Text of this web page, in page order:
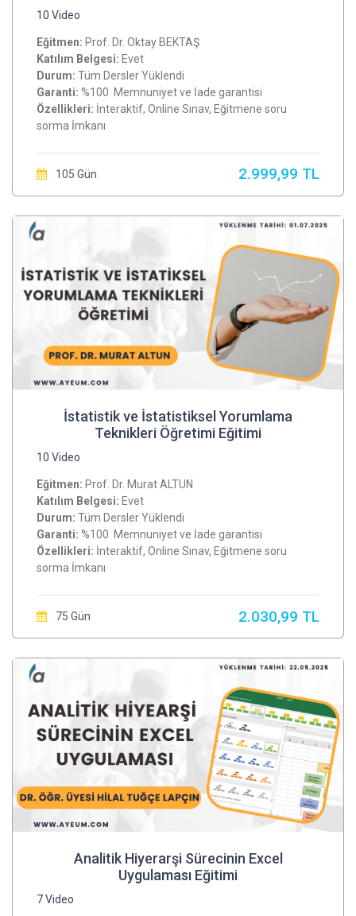
10 Video
Eğitmen: Prof. Dr. Oktay BEKTAŞ
Katılım Belgesi: Evet
Durum: Tüm Dersler Yüklendi
Garanti: %100 Memnuniyet ve İade garantisi
Özellikleri: İnteraktif, Online Sınav, Eğitmene soru
sorma İmkanı
105 Gün 2.999,99 TL
İstatistik ve İstatistiksel Yorumlama
Teknikleri Öğretimi Eğitimi
10 Video
Eğitmen: Prof. Dr. Murat ALTUN
Katılım Belgesi: Evet
Durum: Tüm Dersler Yüklendi
Garanti: %100 Memnuniyet ve İade garantisi
Özellikleri: İnteraktif, Online Sınav, Eğitmene soru
sorma İmkanı
75 Gün 2.030,99 TL
Analitik Hiyerarşi Sürecinin Excel
Uygulaması Eğitimi
7 Video